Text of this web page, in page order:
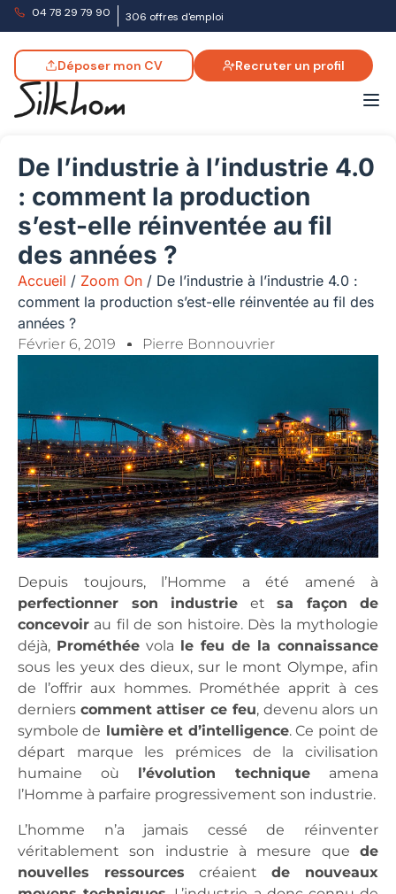
04 78 29 79 90 306 offres d'emploi
Déposer mon CV Recruter un profil
De l’industrie à l’industrie 4.0
: comment la production
s’est-elle réinventée au fil
des années ?
Accueil / Zoom On / De l’industrie à l’industrie 4.0 :
comment la production s’est-elle réinventée au fil des
années ?
Février 6, 2019 Pierre Bonnouvrier
Depuis toujours, l’Homme a été amené à
perfectionner son industrie et sa façon de
concevoir au fil de son histoire. Dès la mythologie
déjà, Prométhée vola
le feu de la connaissance
sous les yeux des dieux, sur le mont Olympe, afin
de l’offrir aux hommes. Prométhée apprit à ces
derniers comment attiser ce feu, devenu alors un
symbole de lumière et d’intelligence. Ce point de
départ marque les prémices de la civilisation
humaine où
l’évolution technique amena
l’Homme à parfaire progressivement son industrie.
L’homme n’a jamais cessé de réinventer
véritablement son industrie à mesure que de
nouvelles ressources créaient de nouveaux